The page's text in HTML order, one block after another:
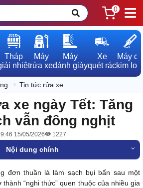
0
Tháp
nhiệt
Máy
rửa xe
Máy
đánh giày
Xe
quét rác
Máy dò
kim loại
Tin tức rửa xe
xe ngày Tết: Tăng
vẫn đông nghịt
15/05/2026 1227
Nội dung chính
đơn thuần là làm sạch bụi bẩn sau một
“nghi thức” quen thuộc của nhiều gia